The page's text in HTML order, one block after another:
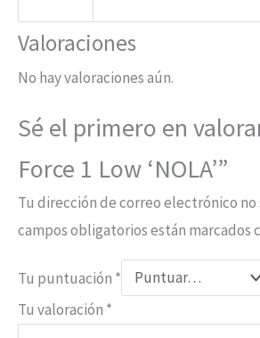
Valoraciones
No hay valoraciones aún.
Sé el primero en
Force 1 Low ‘NOLA’”
Tu dirección de correo electrónico no
campos obligatorios están marcados
Tu puntuación *
Tu valoración *